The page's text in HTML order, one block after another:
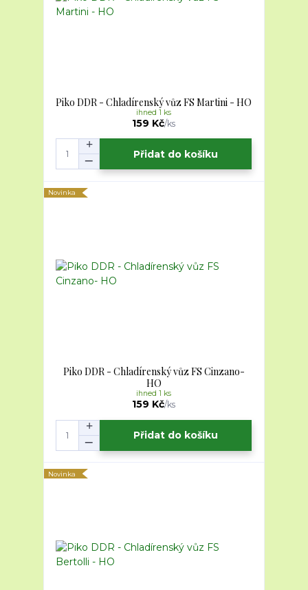
Piko DDR - Chladírenský vůz FS Martini - HO
159 Kč/ks
ihned 1 ks
Přidat do košíku
Novinka
Piko DDR - Chladírenský vůz FS Cinzano-
HO
159 Kč/ks
ihned 1 ks
Přidat do košíku
Novinka